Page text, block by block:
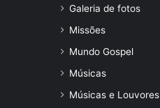
Galeria de fotos
Missões
Mundo Gospel
Músicas
Músicas e Louvores